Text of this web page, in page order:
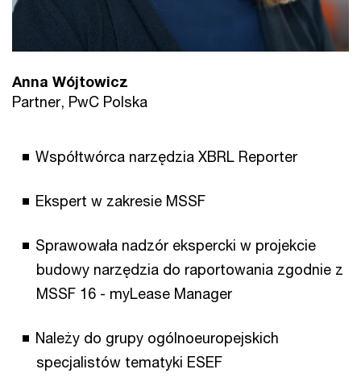
Anna Wójtowicz
Partner, PwC Polska
Współtwórca narzędzia XBRL Reporter
Ekspert w zakresie MSSF
Sprawowała nadzór ekspercki w projekcie
budowy narzędzia do raportowania zgodnie z
MSSF 16 - myLease Manager
Należy do grupy ogólnoeuropejskich
specjalistów tematyki ESEF